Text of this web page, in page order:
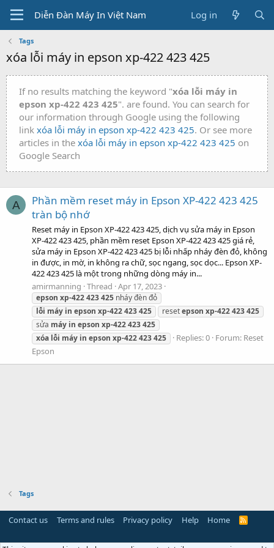
Diễn Đàn Máy In Việt Nam Log in
Tags
xóa lỗi máy in epson xp-422 423 425
If no results matching the keyword "xóa lỗi máy in
epson xp-422 423 425". are found. You can search for
our information through Google using the following
link xóa lỗi máy in epson xp-422 423 425. Or see more
articles in the xóa lỗi máy in epson xp-422 423 425 on
Google Search
A
Phần mềm reset máy in Epson XP-422 423 425
tràn bộ nhớ
Reset máy in Epson XP-422 423 425, dịch vụ sửa máy in Epson
XP-422 423 425, phần mềm reset Epson XP-422 423 425 giá rẻ,
sửa máy in Epson XP-422 423 425 bị lỗi nhấp nháy đèn đỏ, không
in được, in mờ, in không ra chữ, sọc ngang, sọc dọc... Epson XP-
422 423 425 là một trong những dòng máy in...
amirmanning Thread Apr 17, 2023
epson xp-422423425 nháy đèn đỏ
lỗi máy in epson xp-422423425 resetepson xp-422423425
sửa máy in epson xp-422423425
xóa lỗi máy in epson xp-422423425 Replies: 0 Forum: Reset
Epson
Tags
Contact us Terms and rules Privacy policy Help Home
R